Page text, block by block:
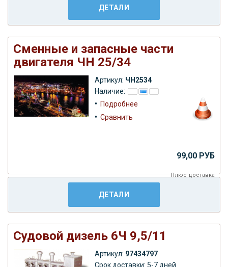
ДЕТАЛИ
Сменные и запасные части
двигателя ЧН 25/34
Артикул: ЧН2534
Наличие:
• Подробнее
• Сравнить
99,00 РУБ
Плюсдоставка
ДЕТАЛИ
Судовой дизель 6Ч 9,5/11
Артикул: 97434797
Срок доставки: 5-7 дней